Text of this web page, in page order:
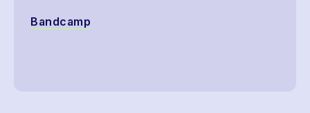
Bandcamp